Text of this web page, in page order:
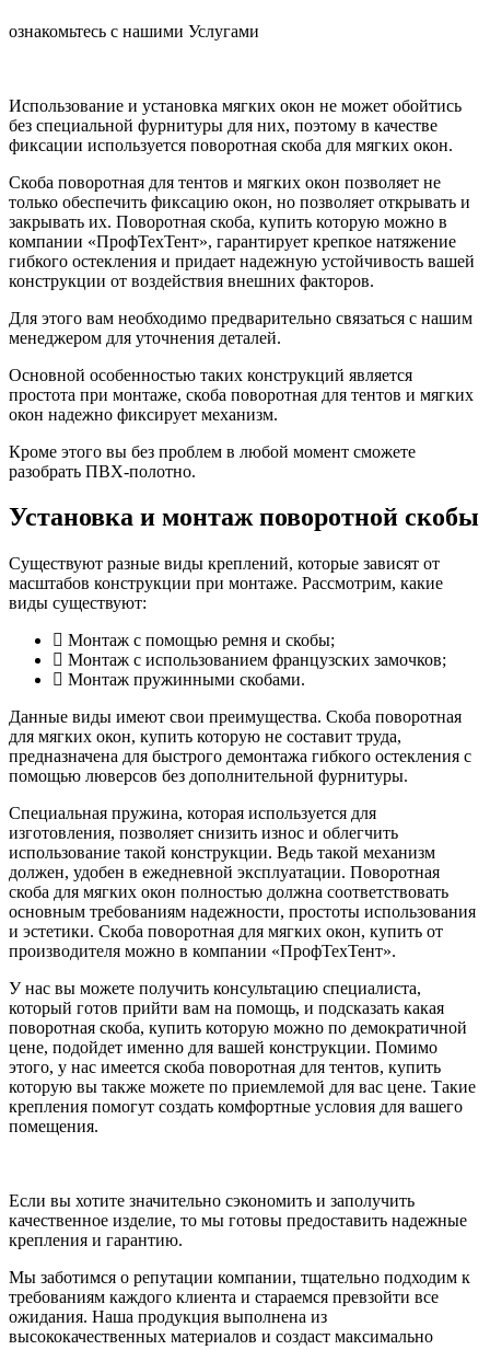
ознакомьтесь с нашими Услугами
Использование и установка мягких окон не может обойтись
без специальной фурнитуры для них, поэтому в качестве
фиксации используется поворотная скоба для мягких окон.
Скоба поворотная для тентов и мягких окон позволяет не
только обеспечить фиксацию окон, но позволяет открывать и
закрывать их. Поворотная скоба, купить которую можно в
компании «ПрофТехТент», гарантирует крепкое натяжение
гибкого остекления и придает надежную устойчивость вашей
конструкции от воздействия внешних факторов.
Для этого вам необходимо предварительно связаться с нашим
менеджером для уточнения деталей.
Основной особенностью таких конструкций является
простота при монтаже, скоба поворотная для тентов и мягких
окон надежно фиксирует механизм.
Кроме этого вы без проблем в любой момент сможете
разобрать ПВХ-полотно.
Установка и монтаж поворотной скобы
Существуют разные виды креплений, которые зависят от
масштабов конструкции при монтаже. Рассмотрим, какие
виды существуют:
Монтаж с помощью ремня и скобы;
Монтаж с использованием французских замочков;
Монтаж пружинными скобами.
Данные виды имеют свои преимущества. Скоба поворотная
для мягких окон, купить которую не составит труда,
предназначена для быстрого демонтажа гибкого остекления с
помощью люверсов без дополнительной фурнитуры.
Специальная пружина, которая используется для
изготовления, позволяет снизить износ и облегчить
использование такой конструкции. Ведь такой механизм
должен, удобен в ежедневной эксплуатации. Поворотная
скоба для мягких окон полностью должна соответствовать
основным требованиям надежности, простоты использования
и эстетики. Скоба поворотная для мягких окон, купить от
производителя можно в компании «ПрофТехТент».
У нас вы можете получить консультацию специалиста,
который готов прийти вам на помощь, и подсказать какая
поворотная скоба, купить которую можно по демократичной
цене, подойдет именно для вашей конструкции. Помимо
этого, у нас имеется скоба поворотная для тентов, купить
которую вы также можете по приемлемой для вас цене. Такие
крепления помогут создать комфортные условия для вашего
помещения.
Если вы хотите значительно сэкономить и заполучить
качественное изделие, то мы готовы предоставить надежные
крепления и гарантию.
Мы заботимся о репутации компании, тщательно подходим к
требованиям каждого клиента и стараемся превзойти все
ожидания. Наша продукция выполнена из
высококачественных материалов и создаст максимально